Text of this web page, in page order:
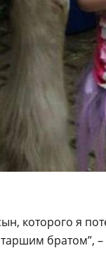
которого я
братом”,